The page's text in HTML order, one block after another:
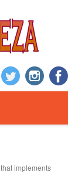
implements